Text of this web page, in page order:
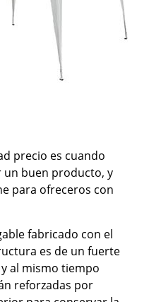
precio es cuando
un buen producto, y
para ofreceros con
fabricado con el
es de un fuerte
al mismo tiempo
reforzadas por